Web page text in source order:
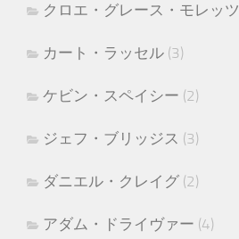
クロエ・グレース・モレッツ
カート・ラッセル (3)
ケビン・スペイシー (2)
ジェフ・ブリッジス (3)
ダニエル・クレイグ (2)
アダム・ドライヴァー (4)